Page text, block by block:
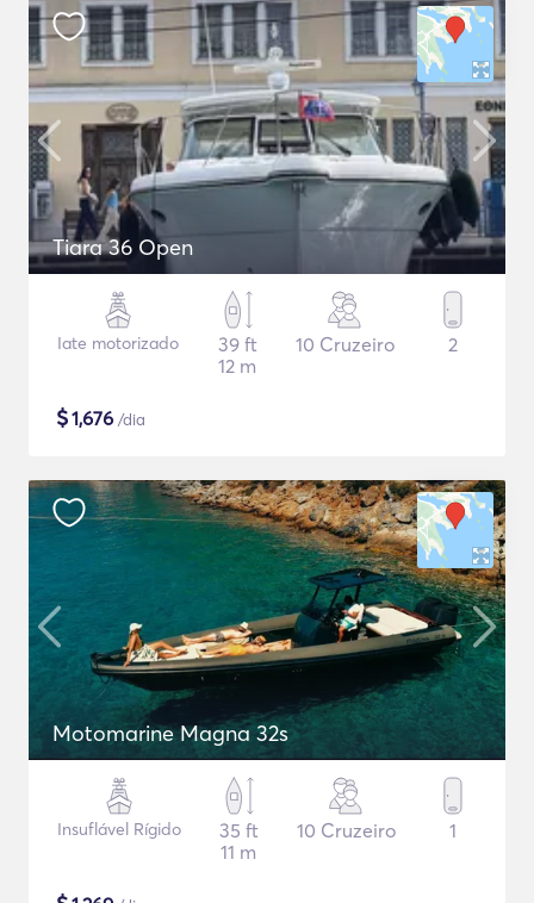
Tiara 36 Open
Iate motorizado
39 ft
12 m
10 Cruzeiro 2
$1,676 /dia
Motomarine Magna 32s
Insuflável Rígido
35 ft
11 m
10 Cruzeiro 1